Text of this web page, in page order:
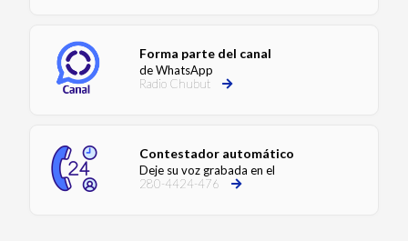
Forma parte del canal
de WhatsApp
Radio Chubut
Contestador automático
Deje su voz grabada en el
280-4424-476